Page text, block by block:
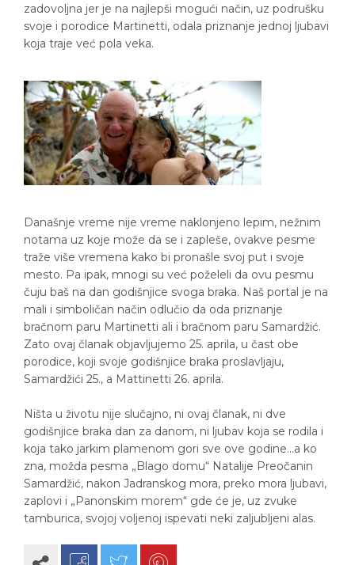
zadovoljna jer je na najlepši mogući način, uz podrušku
svoje i porodice Martinetti, odala priznanje jednoj ljubavi
koja traje već pola veka.
Današnje vreme nije vreme naklonjeno lepim, nežnim
notama uz koje može da se i zapleše, ovakve pesme
traže više vremena kako bi pronašle svoj put i svoje
mesto. Pa ipak, mnogi su već poželeli da ovu pesmu
čuju baš na dan godišnjice svoga braka. Naš portal je na
mali i simboličan način odlučio da oda priznanje
bračnom paru Martinetti ali i bračnom paru Samardžić.
Zato ovaj članak objavljujemo 25. aprila, u čast obe
porodice, koji svoje godišnjice braka proslavljaju,
Samardžići 25., a Mattinetti 26. aprila.
Ništa u životu nije slučajno, ni ovaj članak, ni dve
godišnjice braka dan za danom, ni ljubav koja se rodila i
koja tako jarkim plamenom gori sve ove godine…a ko
zna, možda pesma „Blago domu“ Natalije Preočanin
Samardžić, nakon Jadranskog mora, preko mora ljubavi,
zaplovi i „Panonskim morem“ gde će je, uz zvuke
tamburica, svojoj voljenoj ispevati neki zaljubljeni alas.